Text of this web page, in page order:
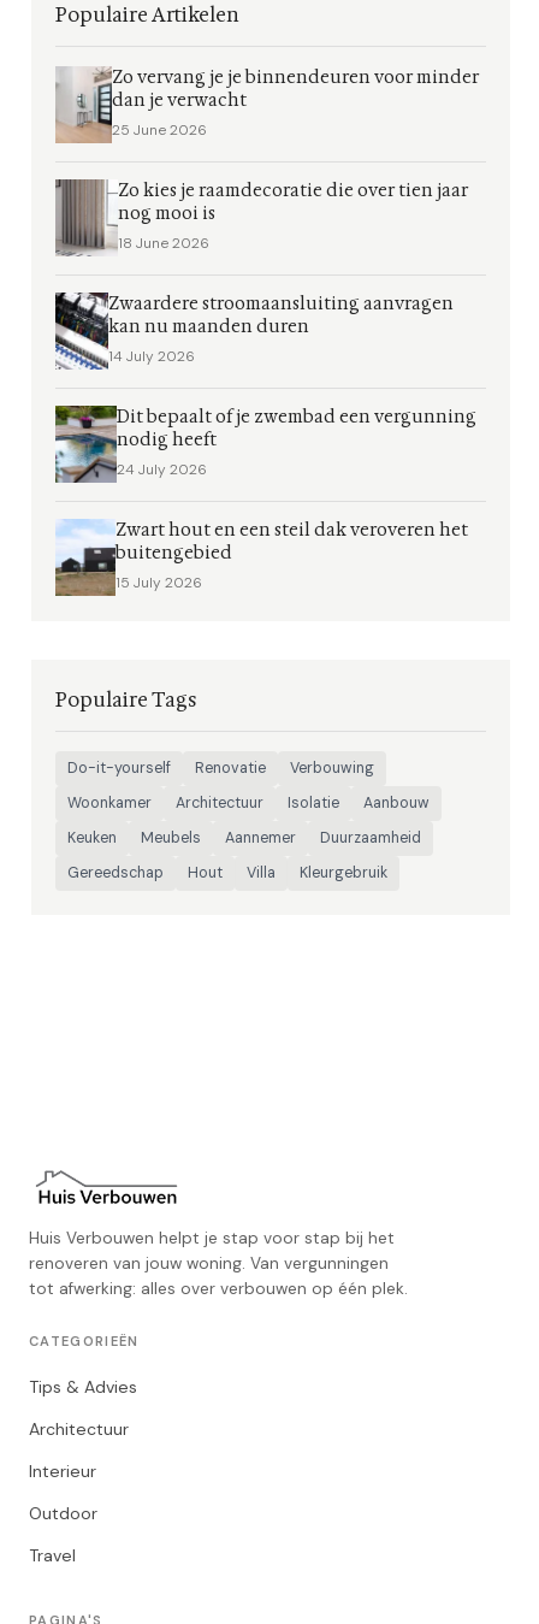
Populaire Artikelen
Zo vervang je je binnendeuren voor minder
dan je verwacht
25 June 2026
Zo kies je raamdecoratie die over tien jaar
nog mooi is
18 June 2026
Zwaardere stroomaansluiting aanvragen
kan nu maanden duren
14 July 2026
Dit bepaalt of je zwembad een vergunning
nodig heeft
24 July 2026
Zwart hout en een steil dak veroveren het
buitengebied
15 July 2026
Populaire Tags
Do-it-yourself Renovatie
Verbouwing
Woonkamer
Architectuur Isolatie
Aanbouw
Keuken
Meubels Aannemer
Duurzaamheid
Gereedschap
Hout Villa Kleurgebruik
Huis Verbouwen helpt je stap voor stap bij het
renoveren van jouw woning. Van vergunningen
tot afwerking: alles over verbouwen op één plek.
CATEGORIEËN
Tips & Advies
Architectuur
Interieur
Outdoor
Travel
PAGINA'S